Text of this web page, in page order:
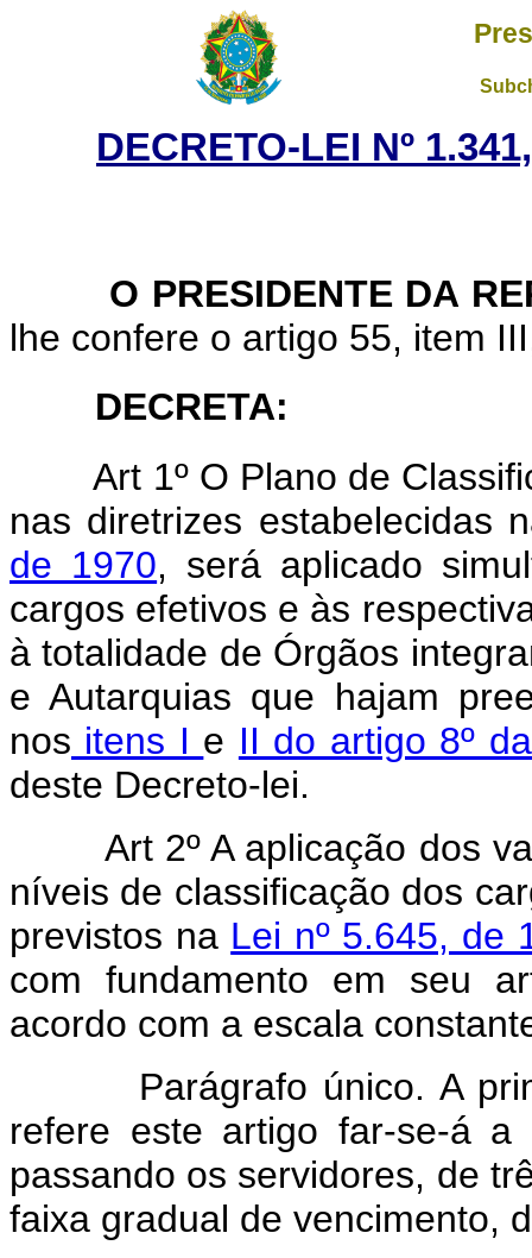
DECRETO-LEI Nº
O PRESIDENTE DA
lhe confere o artigo 55, item
DECRETA:
Art 1º O Plano de
nas diretrizes estabelecidas
de 1970, será aplicado
cargos efetivos e às
à totalidade de Órgãos
e Autarquias que hajam
nos itens I e II do artigo 8º
deste Decreto-lei.
Art 2º A aplicação dos
níveis de classificação dos
previstos na Lei nº 5.645, de
com fundamento em seu
acordo com a escala
Parágrafo único. A
refere este artigo far-se-á
passando os servidores, de
faixa gradual de vencimento,